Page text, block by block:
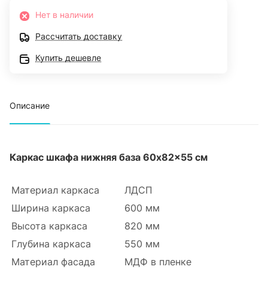
Нет в наличии
Рассчитать доставку
Купить дешевле
Описание
Каркас шкафа нижняя база 60x82x55 см
Материал каркаса
ЛДСП
Ширина каркаса
600 мм
Высота каркаса
820 мм
Глубина каркаса
550 мм
Материал фасада
МДФ в пленке